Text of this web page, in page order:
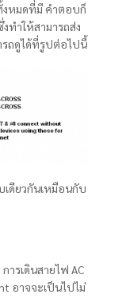
งหมดที่มี คำตอบก็
ทำให้สามารถส่ง
รถดูได้ที่รูปต่อไปนี้
เดียวกันเหมือนกับ
ารเดินสายไฟ AC
อาจจะเป็นไปไม่